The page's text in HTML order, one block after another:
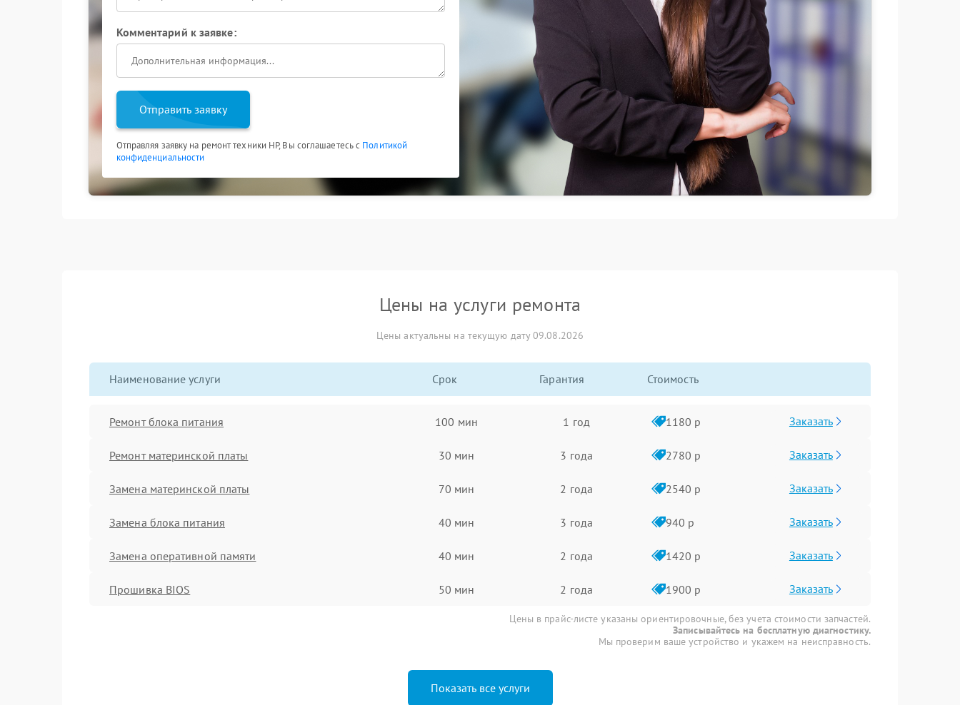
Комментарий к заявке:
Отправить заявку
Отправляя заявку на ремонт техники HP, Вы соглашаетесь с Политикой
конфиденциальности
Цены на услуги ремонта
Цены актуальны на текущую дату 09.08.2026
Наименование услуги Срок Гарантия Стоимость
Ремонт блока питания 100 мин 1 год 1180 р Заказать
Ремонт материнской платы 30 мин 3 года 2780 р Заказать
Замена материнской платы 70 мин 2 года 2540 р Заказать
Замена блока питания 40 мин 3 года 940 р Заказать
Замена оперативной памяти 40 мин 2 года 1420 р Заказать
Прошивка BIOS 50 мин 2 года 1900 р Заказать
Цены в прайс-листе указаны ориентировочные, без учета стоимости запчастей.
Записывайтесь на бесплатную диагностику.
Мы проверим ваше устройство и укажем на неисправность.
Показать все услуги